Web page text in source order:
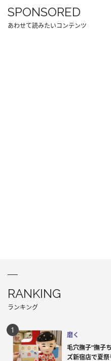
SPONSORED
あわせて読みたいコンテンツ
RANKING
ランキング
磨く
毛穴撫子“撫子
ズ新宿店で夏